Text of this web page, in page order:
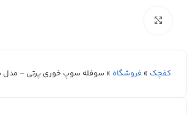
کفچک » فروشگاه » سوفله سوپ خوری پرتی – مدل